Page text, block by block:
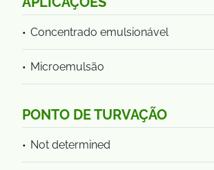
Concentrado emulsionável
Microemulsão
PONTO DE TURVAÇÃO
Not determined